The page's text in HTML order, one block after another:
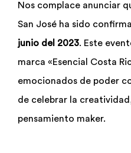
Nos complace anunciar
San José ha sido
junio del 2023. Este
marca «Esencial Costa
emocionados de poder
de celebrar la
pensamiento maker.